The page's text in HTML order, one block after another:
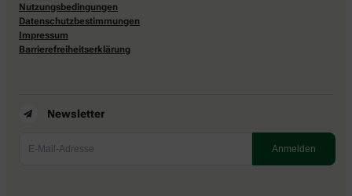
Nutzungsbedingungen
Datenschutzbestimmungen
Impressum
Barrierefreiheitserklärung
Newsletter